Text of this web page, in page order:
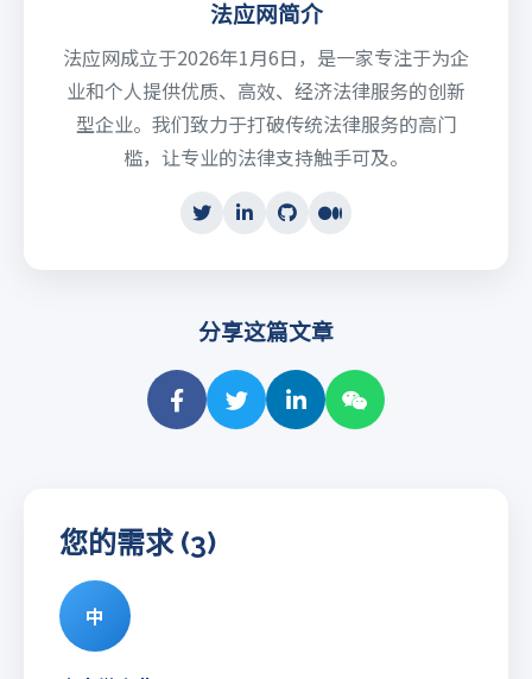
法应网简介
法应网成立于2026年1月6日，是一家专注于为企
业和个人提供优质、高效、经济法律服务的创新
型企业。我们致力于打破传统法律服务的高门
槛，让专业的法律支持触手可及。
分享这篇文章
您的需求 (3)
中